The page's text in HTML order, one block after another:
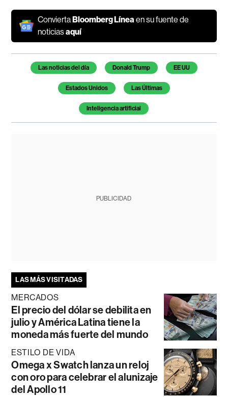
ConviertaBloomberg Línea en su fuente de
noticiasaquí
Temas de este artículo
Las noticias del día Donald Trump EE UU
Estados Unidos Las Últimas
Inteligencia artificial
PUBLICIDAD
LAS MÁS VISITADAS
MERCADOS
El precio del dólar se debilita en
julio y América Latina tiene la
moneda más fuerte del mundo
ESTILO DE VIDA
Omega x Swatch lanza un reloj
con oro para celebrar el alunizaje
del Apollo 11